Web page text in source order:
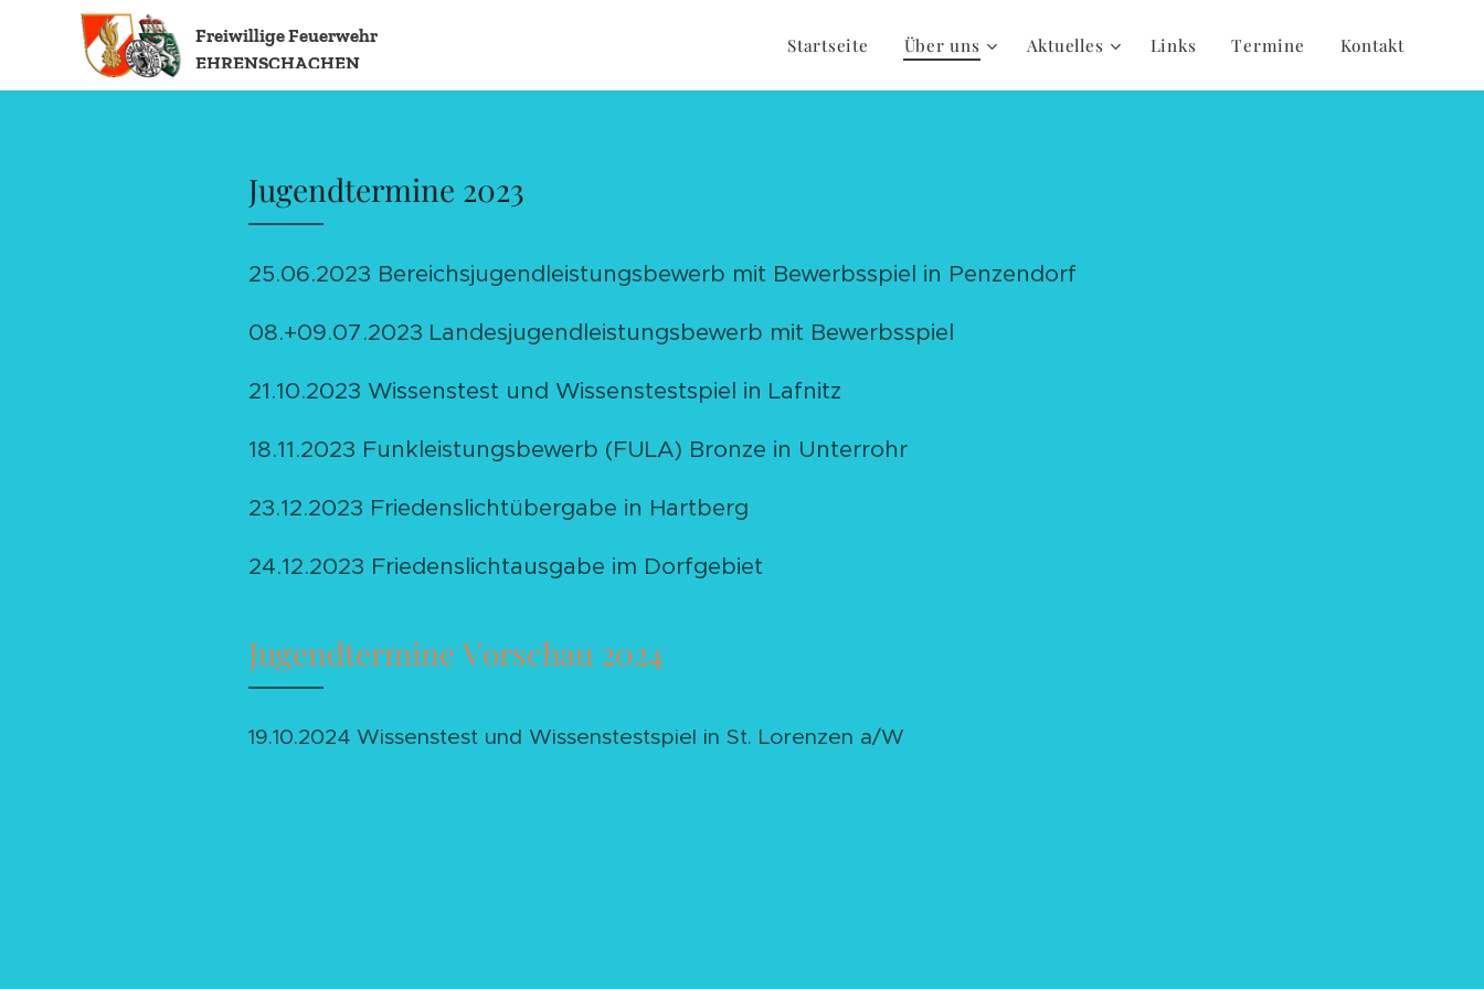
FreiwilligeFeuerwehr
EHRENSCHACHEN
Startseite Über uns Aktuelles Links Termine Kontakt
Jugendtermine 2023
25.06.2023 Bereichsjugendleistungsbewerb mit Bewerbsspiel in Penzendorf
08.+09.07.2023 Landesjugendleistungsbewerb mit Bewerbsspiel
21.10.2023 Wissenstest und Wissenstestspiel in Lafnitz
18.11.2023 Funkleistungsbewerb (FULA) Bronze in Unterrohr
23.12.2023 Friedenslichtübergabe in Hartberg
24.12.2023 Friedenslichtausgabe im Dorfgebiet
Jugendtermine Vorschau 2024
19.10.2024 Wissenstest und Wissenstestspiel in St. Lorenzen a/W